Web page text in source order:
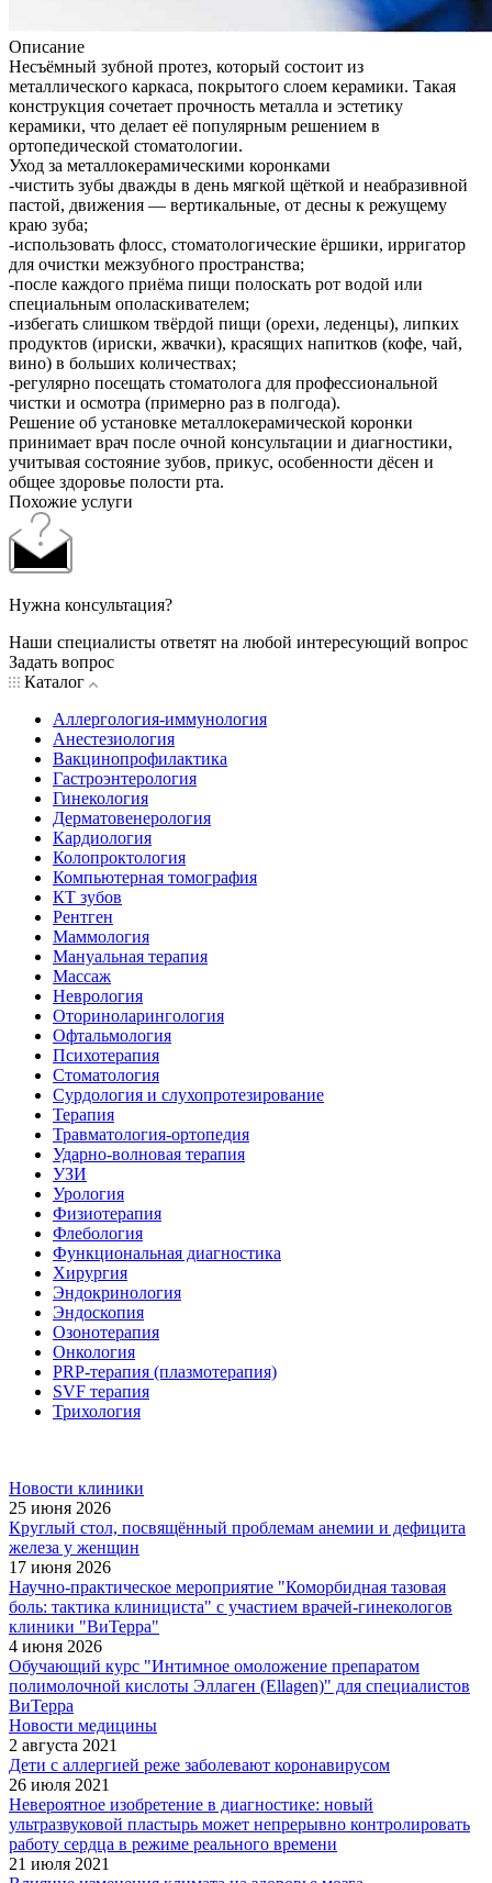
Описание
Несъёмный зубной протез, который состоит из
металлического каркаса, покрытого слоем керамики. Такая
конструкция сочетает прочность металла и эстетику
керамики, что делает её популярным решением в
ортопедической стоматологии.
Уход за металлокерамическими коронками
-чистить зубы дважды в день мягкой щёткой и неабразивной
пастой, движения — вертикальные, от десны к режущему
краю зуба;
-использовать флосс, стоматологические ёршики, ирригатор
для очистки межзубного пространства;
-после каждого приёма пищи полоскать рот водой или
специальным ополаскивателем;
-избегать слишком твёрдой пищи (орехи, леденцы), липких
продуктов (ириски, жвачки), красящих напитков (кофе, чай,
вино) в больших количествах;
-регулярно посещать стоматолога для профессиональной
чистки и осмотра (примерно раз в полгода).
Решение об установке металлокерамической коронки
принимает врач после очной консультации и диагностики,
учитывая состояние зубов, прикус, особенности дёсен и
общее здоровье полости рта.
Похожие услуги
Нужна консультация?
Наши специалисты ответят на любой интересующий вопрос
Задать вопрос
Каталог
Аллергология-иммунология
Анестезиология
Вакцинопрофилактика
Гастроэнтерология
Гинекология
Дерматовенерология
Кардиология
Колопроктология
Компьютерная томография
КТ зубов
Рентген
Маммология
Мануальная терапия
Массаж
Неврология
Оториноларингология
Офтальмология
Психотерапия
Стоматология
Сурдология и слухопротезирование
Терапия
Травматология-ортопедия
Ударно-волновая терапия
УЗИ
Урология
Физиотерапия
Флебология
Функциональная диагностика
Хирургия
Эндокринология
Эндоскопия
Озонотерапия
Онкология
PRP-терапия (плазмотерапия)
SVF терапия
Трихология
Новости клиники
25 июня 2026
Круглый стол, посвящённый проблемам анемии и дефицита
железа у женщин
17 июня 2026
Научно-практическое мероприятие "Коморбидная тазовая
боль: тактика клинициста" с участием врачей-гинекологов
клиники "ВиТерра"
4 июня 2026
Обучающий курс "Интимное омоложение препаратом
полимолочной кислоты Эллаген (Ellagen)" для специалистов
ВиТерра
Новости медицины
2 августа 2021
Дети с аллергией реже заболевают коронавирусом
26 июля 2021
Невероятное изобретение в диагностике: новый
ультразвуковой пластырь может непрерывно контролировать
работу сердца в режиме реального времени
21 июля 2021